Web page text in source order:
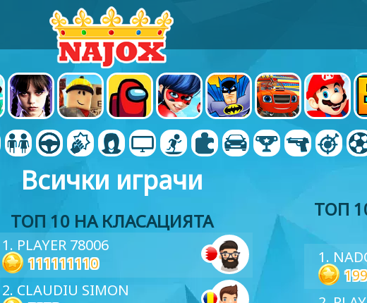
Всички играчи
ТОП 10 НА КЛАСАЦИЯТА
1. PLAYER 78006
111111110
2. CLAUDIU SIMON
ТОП
1.